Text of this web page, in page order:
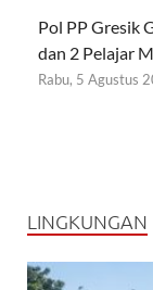
Pol PP Gresik
dan 2 Pelajar
Rabu, 5 Agustus
LINGKUNGAN